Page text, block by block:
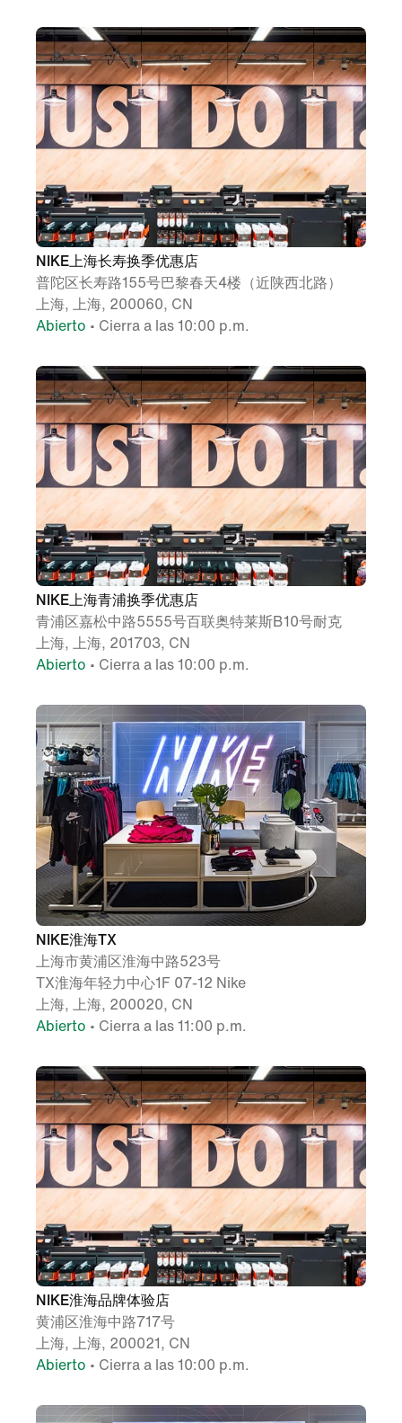
NIKE上海长寿换季优惠店
普陀区长寿路155号巴黎春天4楼（近陕西北路）
上海, 上海, 200060, CN
Abierto • Cierra a las 10:00 p.m.
NIKE上海青浦换季优惠店
青浦区嘉松中路5555号百联奥特莱斯B10号耐克
上海, 上海, 201703, CN
Abierto • Cierra a las 10:00 p.m.
NIKE淮海TX
上海市黄浦区淮海中路523号
TX淮海年轻力中心1F 07-12 Nike
上海, 上海, 200020, CN
Abierto • Cierra a las 11:00 p.m.
NIKE淮海品牌体验店
黄浦区淮海中路717号
上海, 上海, 200021, CN
Abierto • Cierra a las 10:00 p.m.